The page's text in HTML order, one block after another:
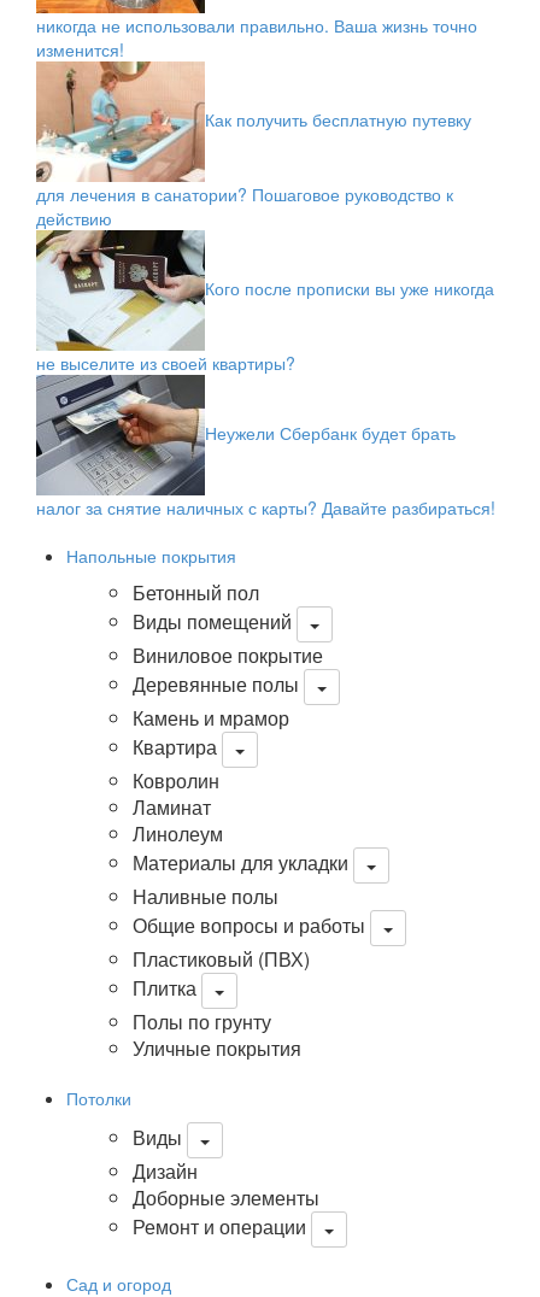
никогда не использовали правильно. Ваша жизнь точно
изменится!
Как получить бесплатную путевку
для лечения в санатории? Пошаговое руководство к
действию
Кого после прописки вы уже никогда
не выселите из своей квартиры?
Неужели Сбербанк будет брать
налог за снятие наличных с карты? Давайте разбираться!
Напольные покрытия
Бетонный пол
Виды помещений
Виниловое покрытие
Деревянные полы
Камень и мрамор
Квартира
Ковролин
Ламинат
Линолеум
Материалы для укладки
Наливные полы
Общие вопросы и работы
Пластиковый (ПВХ)
Плитка
Полы по грунту
Уличные покрытия
Потолки
Виды
Дизайн
Доборные элементы
Ремонт и операции
Сад и огород